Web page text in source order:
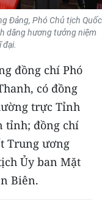
Đảng, Phó Chủ tịch Quốc
dâng hương tưởng niệm
đại.
đồng chí Phó
có đồng
trực Tỉnh
tỉnh; đồng chí
Trung ương
Ủy ban Mặt
Biên.